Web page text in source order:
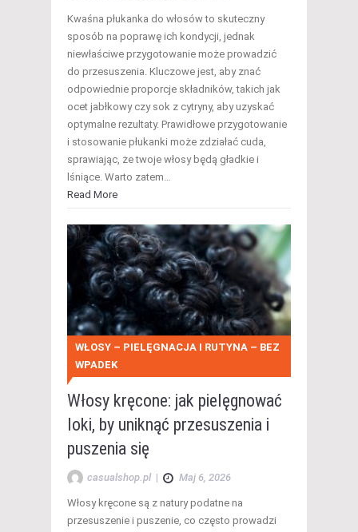
Kwaśna płukanka do włosów to skuteczny
sposób na poprawę ich kondycji, jednak
niewłaściwe przygotowanie może prowadzić
do przesuszenia. Kluczowe jest, aby znać
odpowiednie proporcje składników, takich jak
ocet jabłkowy czy sok z cytryny, aby uzyskać
optymalne rezultaty. Prawidłowe przygotowanie
i stosowanie płukanki może zdziałać cuda,
sprawiając, że twoje włosy będą gładkie i
lśniące. Warto zatem…
Read More
WŁOSY – PIELĘGNACJA I RUTYNA – BEZ
WPADEK
Włosy kręcone: jak pielęgnować
loki, by uniknąć przesuszenia i
puszenia się
casualshop.pl | Maj 6, 2026
Włosy kręcone są z natury podatne na
przesuszenie i puszenie, co często prowadzi